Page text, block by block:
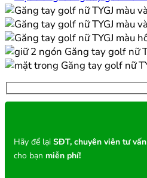
Hãy để lại SĐT, chuyên viên tư vấn
cho bạn miễn phí!